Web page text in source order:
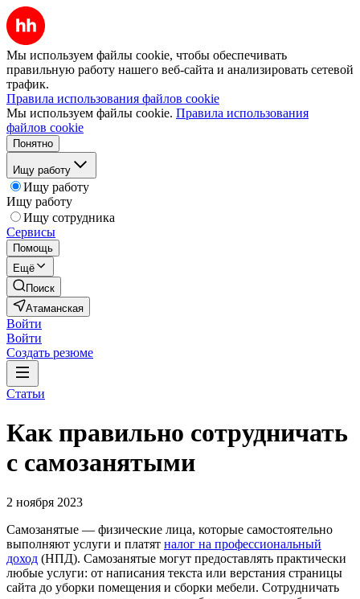
Мы используем файлы cookie, чтобы обеспечивать
правильную работу нашего веб-сайта и анализировать сетевой
трафик.
Правила использования файлов cookie
Мы используем файлы cookie. Правила использования
файлов cookie
Понятно
Ищу работу
Ищу работу
Ищу работу
Ищу сотрудника
Сервисы
Помощь
Ещё
Поиск
Атаманская
Войти
Войти
Создать резюме
Статьи
Как правильно сотрудничать
с самозанятыми
2 ноября 2023
Самозанятые — физические лица, которые самостоятельно
выполняют услуги и платят налог на профессиональный
доход (НПД). Самозанятые могут предоставлять практически
любые услуги: от написания текста или верстания страницы
сайта до уборки помещения и сборки мебели. Сотрудничать